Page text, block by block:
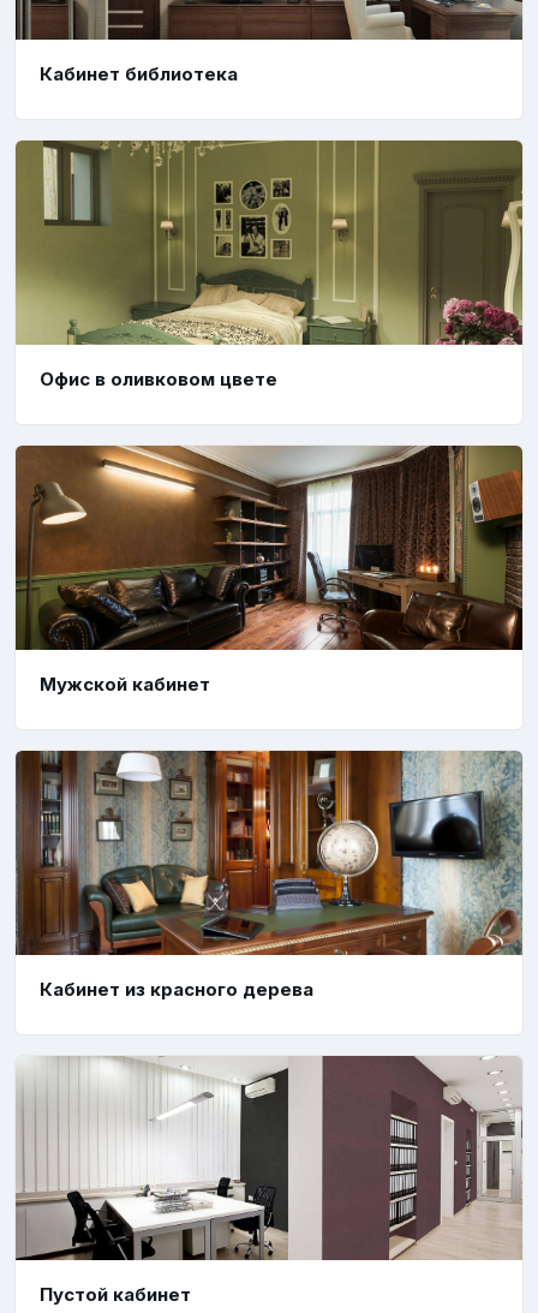
Кабинет библиотека
Офис в оливковом цвете
Мужской кабинет
Кабинет из красного дерева
Пустой кабинет